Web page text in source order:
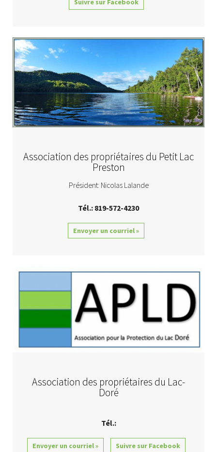
Suivre sur Facebook
Association des propriétaires du Petit Lac
Preston
Président: Nicolas Lalande
Tél.: 819-572-4230
Envoyer un courriel »
Association des propriétaires du Lac-
Doré
Tél.:
Envoyer un courriel » Suivre sur Facebook